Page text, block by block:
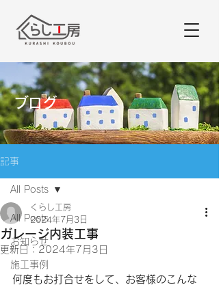
ブログ
記事
All Posts
お知らせ
施工事例
All Posts
ガレージ内装工事
くらし工房
2024年7月3日
更新日： 2024年7月3日
何度もお打合せをして、お客様のこんな